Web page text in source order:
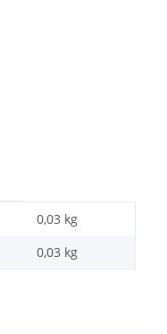
0,03 kg
0,03 kg